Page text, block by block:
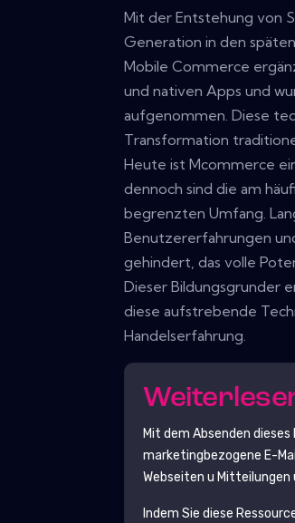
Mit der Entstehung von
Generation in den
Mobile Commerce
und nativen Apps und
aufgenommen. Diese
Transformation
Heute ist Mcommerce
dennoch sind die am
begrenzten Umfang.
Benutzererfahrungen
gehindert, das volle
Dieser Bildungsgrunder
diese aufstrebende
Handelserfahrung.
Mit dem Absenden
marketingbezogene E-
Webseiten u
Indem Sie diese